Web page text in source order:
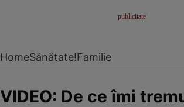
HomeSănătate!Familie
VIDEO: De ce îmi